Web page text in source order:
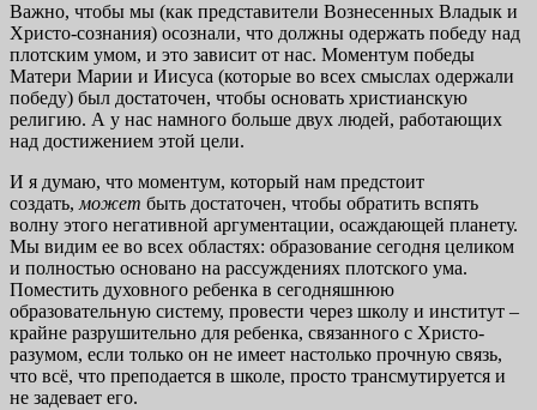
Важно, чтобы мы (как представители Вознесенных Владык и
Христо-сознания) осознали, что должны одержать победу над
плотским умом, и это зависит от нас. Моментум победы
Матери Марии и Иисуса (которые во всех смыслах одержали
победу) был достаточен, чтобы основать христианскую
религию. А у нас намного больше двух людей, работающих
над достижением этой цели.
И я думаю, что моментум, который нам предстоит
создать,может быть достаточен, чтобы обратить вспять
волну этого негативной аргументации, осаждающей планету.
Мы видим ее во всех областях: образование сегодня целиком
и полностью основано на рассуждениях плотского ума.
Поместить духовного ребенка в сегодняшнюю
образовательную систему, провести через школу и институт –
крайне разрушительно для ребенка, связанного с Христо-
разумом, если только он не имеет настолько прочную связь,
что всё, что преподается в школе, просто трансмутируется и
не задевает его.